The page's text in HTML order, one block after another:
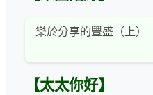
樂於分享的豐盛（上）
【太太你好】